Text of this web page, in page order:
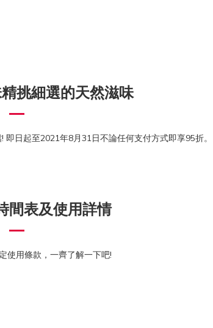
挑細選的天然滋味
日起至2021年8月31日不論任何支付方式即享95折。
間表及使用詳情
使用條款，一齊了解一下吧!